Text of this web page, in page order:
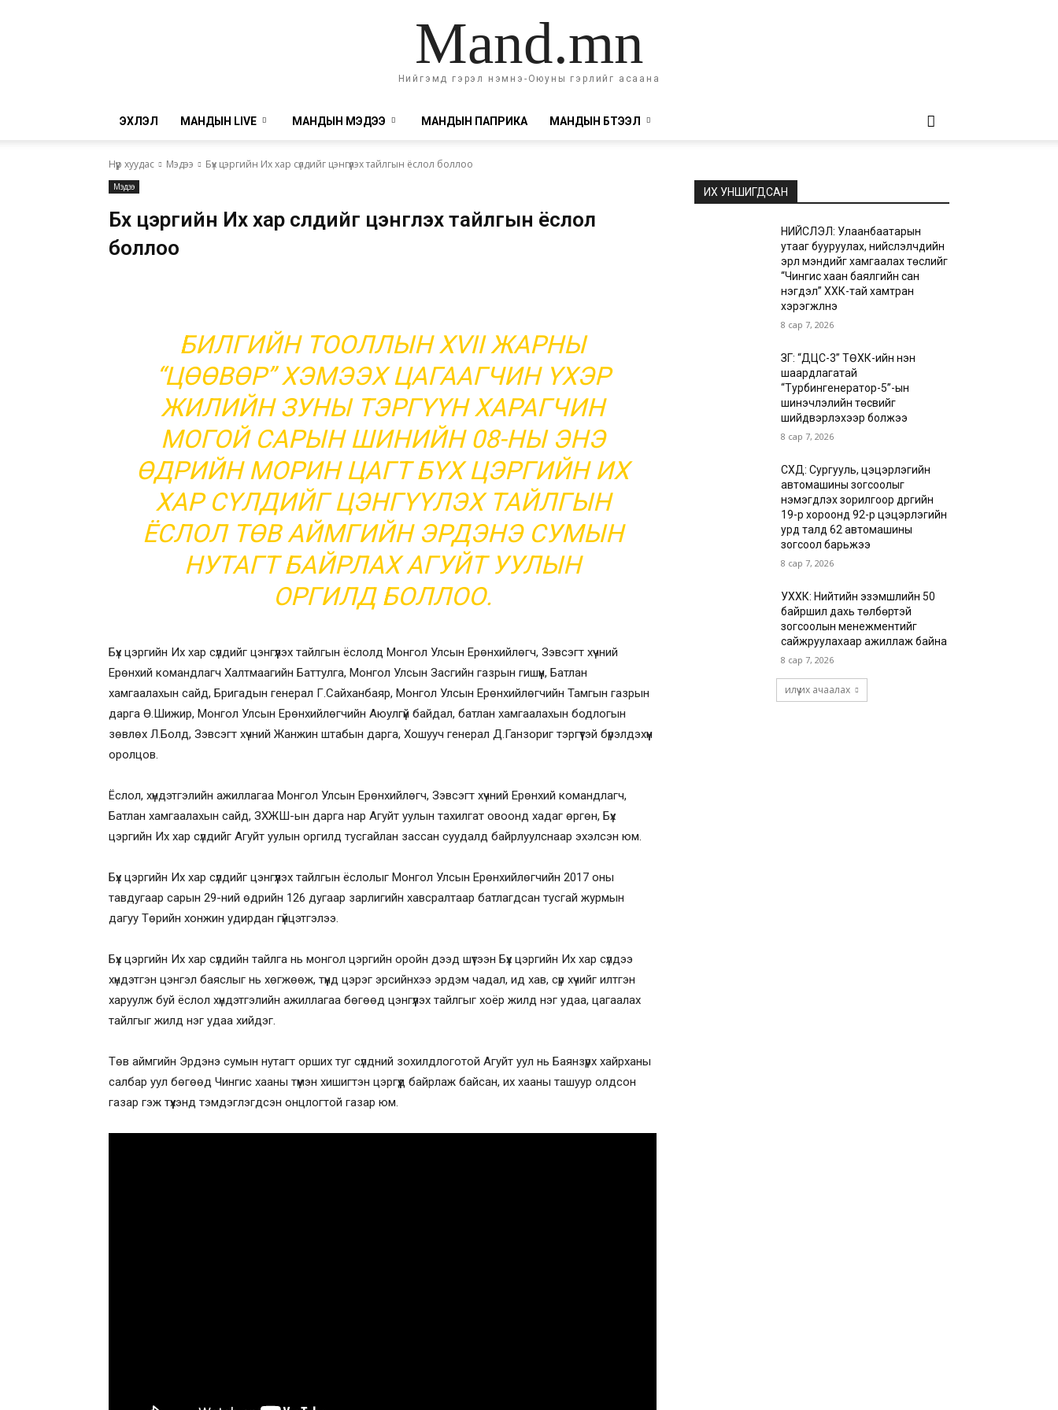
Mand.mn
Нийгэмд гэрэл нэмнэ-Оюуны гэрлийг асаана
ЭХЛЭЛ МАНДЫН LIVE МАНДЫН МЭДЭЭ МАНДЫН ПАПРИКА МАНДЫН БҮТЭЭЛ
Нүүр хуудас Мэдээ Бүх цэргийн Их хар сүлдийг цэнгүүлэх тайлгын ёслол боллоо
Мэдээ
Бүх цэргийн Их хар сүлдийг цэнгүүлэх тайлгын ёслол
боллоо
БИЛГИЙН ТООЛЛЫН XVII ЖАРНЫ
“ЦӨӨВӨР” ХЭМЭЭХ ЦАГААГЧИН ҮХЭР
ЖИЛИЙН ЗУНЫ ТЭРГҮҮН ХАРАГЧИН
МОГОЙ САРЫН ШИНИЙН 08-НЫ ЭНЭ
ӨДРИЙН МОРИН ЦАГТ БҮХ ЦЭРГИЙН ИХ
ХАР СҮЛДИЙГ ЦЭНГҮҮЛЭХ ТАЙЛГЫН
ЁСЛОЛ ТӨВ АЙМГИЙН ЭРДЭНЭ СУМЫН
НУТАГТ БАЙРЛАХ АГУЙТ УУЛЫН
ОРГИЛД БОЛЛОО.
Бүх цэргийн Их хар сүлдийг цэнгүүлэх тайлгын ёслолд Монгол Улсын Ерөнхийлөгч, Зэвсэгт хүчний
Ерөнхий командлагч Халтмаагийн Баттулга, Монгол Улсын Засгийн газрын гишүүн, Батлан
хамгаалахын сайд, Бригадын генерал Г.Сайханбаяр, Монгол Улсын Ерөнхийлөгчийн Тамгын газрын
дарга Ө.Шижир, Монгол Улсын Ерөнхийлөгчийн Аюулгүй байдал, батлан хамгаалахын бодлогын
зөвлөх Л.Болд, Зэвсэгт хүчний Жанжин штабын дарга, Хошууч генерал Д.Ганзориг тэргүүтэй бүрэлдэхүүн
оролцов.
Ёслол, хүндэтгэлийн ажиллагаа Монгол Улсын Ерөнхийлөгч, Зэвсэгт хүчний Ерөнхий командлагч,
Батлан хамгаалахын сайд, ЗХЖШ-ын дарга нар Агуйт уулын тахилгат овоонд хадаг өргөн, Бүх
цэргийн Их хар сүлдийг Агуйт уулын оргилд тусгайлан зассан суудалд байрлуулснаар эхэлсэн юм.
Бүх цэргийн Их хар сүлдийг цэнгүүлэх тайлгын ёслолыг Монгол Улсын Ерөнхийлөгчийн 2017 оны
тавдугаар сарын 29-ний өдрийн 126 дугаар зарлигийн хавсралтаар батлагдсан тусгай журмын
дагуу Төрийн хонжин удирдан гүйцэтгэлээ.
Бүх цэргийн Их хар сүлдийн тайлга нь монгол цэргийн оройн дээд шүтээн Бүх цэргийн Их хар сүлдээ
хүндэтгэн цэнгэл баяслыг нь хөгжөөж, түүнд цэрэг эрсийнхээ эрдэм чадал, ид хав, сүр хүчийг илтгэн
харуулж буй ёслол хүндэтгэлийн ажиллагаа бөгөөд цэнгүүлэх тайлгыг хоёр жилд нэг удаа, цагаалах
тайлгыг жилд нэг удаа хийдэг.
Төв аймгийн Эрдэнэ сумын нутагт орших туг сүлдний зохилдлоготой Агуйт уул нь Баянзүрх хайрханы
салбар уул бөгөөд Чингис хааны түмэн хишигтэн цэргүүд байрлаж байсан, их хааны ташуур олдсон
газар гэж түүхэнд тэмдэглэгдсэн онцлогтой газар юм.
ИХ УНШИГДСАН
НИЙСЛЭЛ: Улаанбаатарын
утааг бууруулах, нийслэлчүүдийн
эрүүл мэндийг хамгаалах төслийг
“Чингис хаан баялгийн сан
нэгдэл” ХХК-тай хамтран
хэрэгжүүлнэ
8 сар 7, 2026
ЗГ: “ДЦС-3” ТӨХК-ийн нэн
шаардлагатай
“Турбингенератор-5”-ын
шинэчлэлийн төсвийг
шийдвэрлэхээр болжээ
8 сар 7, 2026
СХД: Сургууль, цэцэрлэгийн
автомашины зогсоолыг
нэмэгдүүлэх зорилгоор дүүргийн
19-р хороонд 92-р цэцэрлэгийн
урд талд 62 автомашины
зогсоол барьжээ
8 сар 7, 2026
УХХК: Нийтийн эзэмшлийн 50
байршил дахь төлбөртэй
зогсоолын менежментийг
сайжруулахаар ажиллаж байна
8 сар 7, 2026
илүү их ачаалах